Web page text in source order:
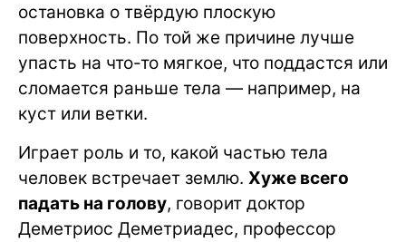
остановка о твёрдую плоскую
поверхность. По той же причине лучше
упасть на что-то мягкое, что поддастся или
сломается раньше тела — например, на
куст или ветки.
Играет роль и то, какой частью тела
человек встречает землю. Хуже всего
падать на голову, говорит доктор
Деметриос Деметриадес, профессор